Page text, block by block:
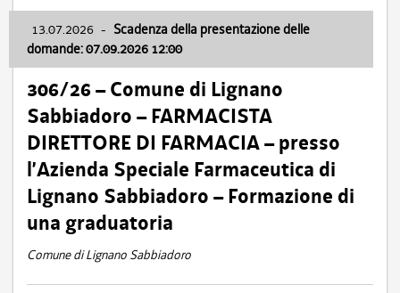
13.07.2026 - Scadenza della presentazione delle
domande: 07.09.2026 12:00
306/26 – Comune di Lignano
Sabbiadoro – FARMACISTA
DIRETTORE DI FARMACIA – presso
l’Azienda Speciale Farmaceutica di
Lignano Sabbiadoro – Formazione di
una graduatoria
Comune di Lignano Sabbiadoro